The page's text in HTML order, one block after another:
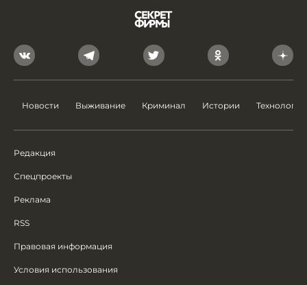
Новости Выживание Криминал Истории Технологии
Редакция
Спецпроекты
Реклама
RSS
Правовая информация
Условия использования